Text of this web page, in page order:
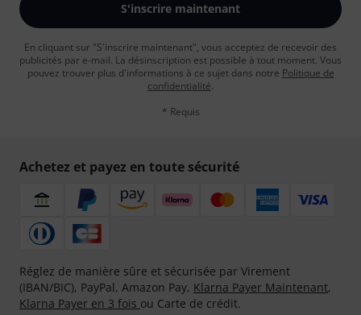
S'inscrire maintenant
En cliquant sur "S'inscrire maintenant", vous acceptez de recevoir des
publicités par e-mail. La désinscription est possible à tout moment. Vous
pouvez trouver plus d'informations à ce sujet dans notre Politique de
confidentialité.
* Requis
Achetez et payez en toute sécurité
Réglez de manière sûre et sécurisée par Virement
(IBAN/BIC), PayPal, Amazon Pay, Klarna Payer Maintenant,
Klarna Payer en 3 fois ou Carte de crédit.